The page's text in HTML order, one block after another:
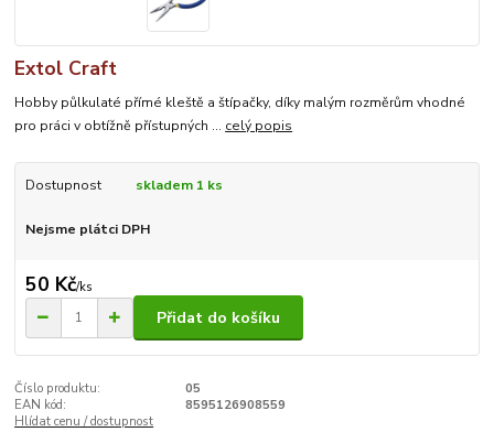
Extol Craft
Hobby půlkulaté přímé kleště a štípačky, díky malým rozměrům vhodné
pro práci v obtížně přístupných ... celý popis
Dostupnost skladem 1 ks
Nejsme plátci DPH
50 Kč/ks
Přidat do košíku
Číslo produktu:
05
EAN kód:
8595126908559
Hlídat cenu / dostupnost